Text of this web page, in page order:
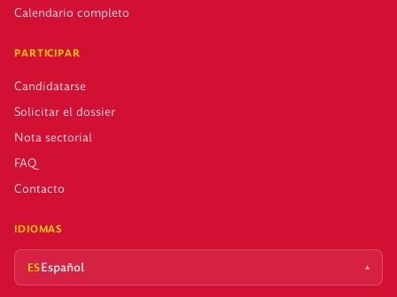
Calendario completo
PARTICIPAR
Candidatarse
Solicitar el dossier
Nota sectorial
FAQ
Contacto
IDIOMAS
ESEspañol ▴